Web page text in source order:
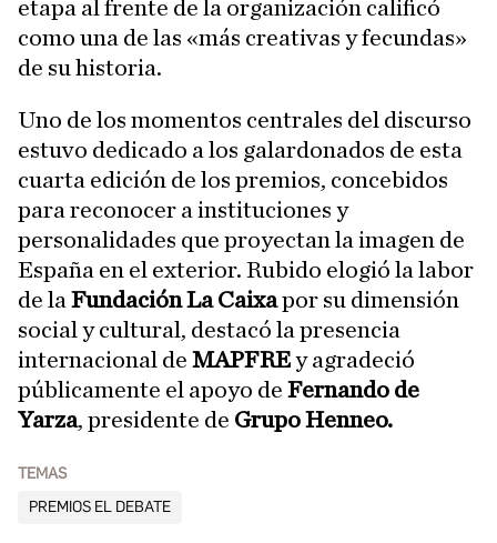
etapa al frente de la organización calificó
como una de las «más creativas y fecundas»
de su historia.
Uno de los momentos centrales del discurso
estuvo dedicado a los galardonados de esta
cuarta edición de los premios, concebidos
para reconocer a instituciones y
personalidades que proyectan la imagen de
España en el exterior. Rubido elogió la labor
de la Fundación La Caixapor su dimensión
social y cultural, destacó la presencia
internacional de MAPFREy agradeció
públicamente el apoyo de Fernando de
Yarza, presidente de Grupo Henneo.
TEMAS
PREMIOS EL DEBATE